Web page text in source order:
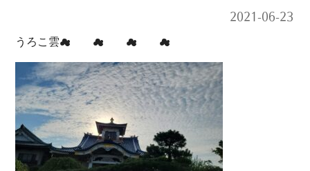
2021-06-23
うろこ雲☁ ☁ ☁ ☁